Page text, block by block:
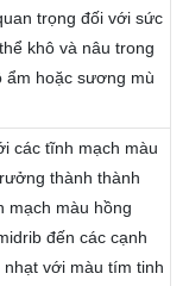
trọng đối với sức
khô và nâu trong
ẩm hoặc sương mù
các tĩnh mạch màu
thành thành
mạch màu hồng
đến các cạnh
với màu tím tinh